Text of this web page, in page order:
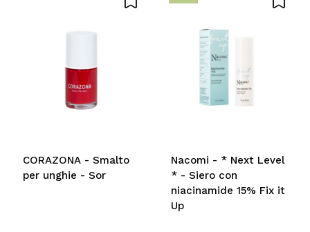
CORAZONA - Smalto
per unghie - Sor
Nacomi - * Next Level
* - Siero con
niacinamide 15% Fix it
Up